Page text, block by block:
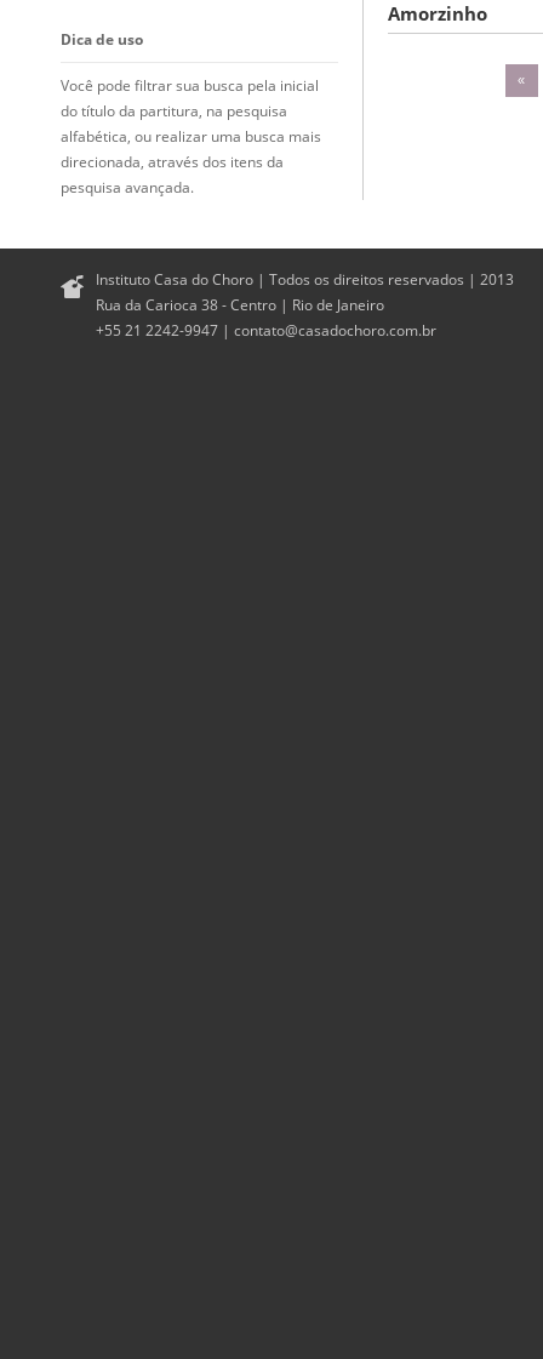
Dica de uso
Você pode filtrar sua busca pela inicial
do título da partitura, na pesquisa
alfabética, ou realizar uma busca mais
direcionada, através dos itens da
pesquisa avançada.
Amorzinho
«
Instituto Casa do Choro | Todos os direitos reservados | 2013
Rua da Carioca 38 - Centro | Rio de Janeiro
+55 21 2242-9947 | contato@casadochoro.com.br